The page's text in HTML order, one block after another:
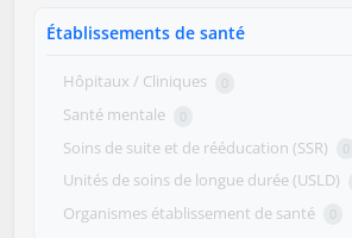
Établissements de santé
Hôpitaux / Cliniques 0
Santé mentale 0
Soins de suite et de rééducation (SSR) 0
Unités de soins de longue durée (USLD)
Organismes établissement de santé 0